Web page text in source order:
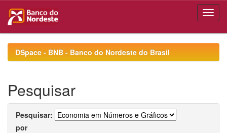
navigationDSpace - BNB - Banco do Nordeste do Brasil
Pesquisar
Pesquisar:
por